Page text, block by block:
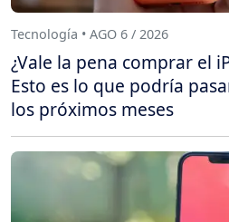
Tecnología • AGO 6 / 2026
¿Vale la pena comprar el
Esto es lo que podría
los próximos meses